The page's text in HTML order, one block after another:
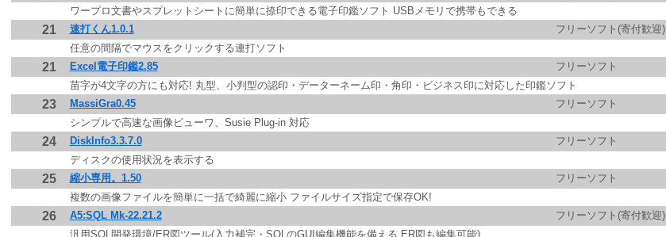
ワープロ文書やスプレットシートに簡単に捺印できる電子印鑑ソフト USBメモリで携帯もできる
21 速打くん1.0.1 フリーソフト(寄付歓迎)
任意の間隔でマウスをクリックする連打ソフト
21 Excel電子印鑑2.85 フリーソフト
苗字が4文字の方にも対応! 丸型、小判型の認印・データーネーム印・角印・ビジネス印に対応した印鑑ソフト
23 MassiGra0.45 フリーソフト
シンプルで高速な画像ビューワ、Susie Plug-in 対応
24 DiskInfo3.3.7.0 フリーソフト
ディスクの使用状況を表示する
25 縮小専用。1.50 フリーソフト
複数の画像ファイルを簡単に一括で綺麗に縮小 ファイルサイズ指定で保存OK!
26 A5:SQL Mk-22.21.2 フリーソフト(寄付歓迎)
汎用SQL開発環境/ER図ツール(入力補完・SQLのGUI編集機能を備える ER図も編集可能)